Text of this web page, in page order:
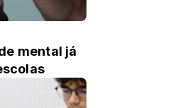
mental já